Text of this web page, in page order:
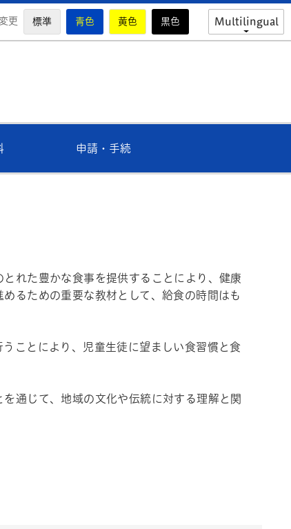
更 標準 青色 黄色 黒色 Multilingual
申請・手続
れた豊かな食事を提供することにより、健康
るための重要な教材として、給食の時間はも
ことにより、児童生徒に望ましい食習慣と食
通じて、地域の文化や伝統に対する理解と関